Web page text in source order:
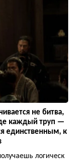
не битва,
каждый труп —
единственным, к
логическ